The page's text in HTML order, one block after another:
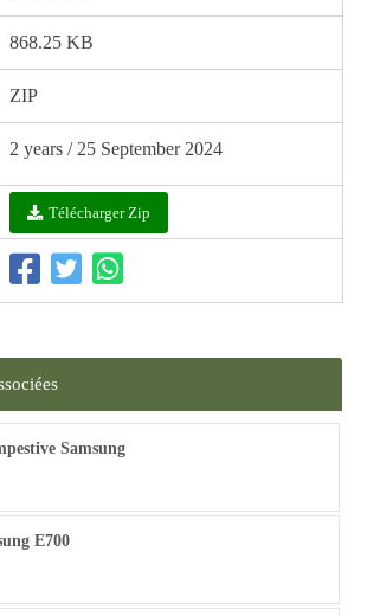
868.25 KB
ZIP
2 years / 25 September 2024
Télécharger Zip
Samsung
E700